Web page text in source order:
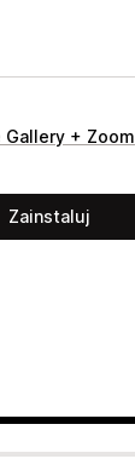
Gallery + Zoom
Zainstaluj